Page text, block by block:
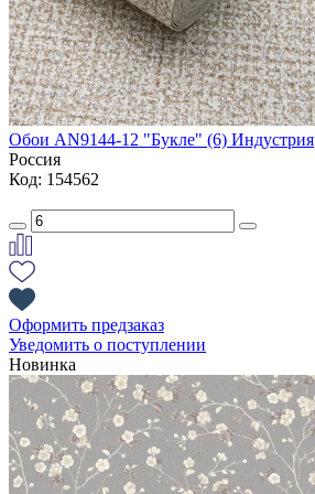
Обои AN9144-12 "Букле" (6) Индустрия
Россия
Код: 154562
Оформить предзаказ
Уведомить о поступлении
Новинка